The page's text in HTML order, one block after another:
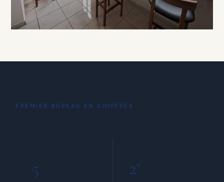
Coin Café
INCLUS POUR TOUS LES MEMBRES
PREMIER BUREAU EN CHIFFRES
5 2+